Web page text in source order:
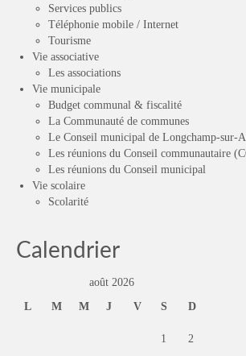
Services publics
Téléphonie mobile / Internet
Tourisme
Vie associative
Les associations
Vie municipale
Budget communal & fiscalité
La Communauté de communes
Le Conseil municipal de Longchamp-sur-
Les réunions du Conseil communautaire
Les réunions du Conseil municipal
Vie scolaire
Scolarité
Calendrier
août 2026
L
M M J V S D
1 2